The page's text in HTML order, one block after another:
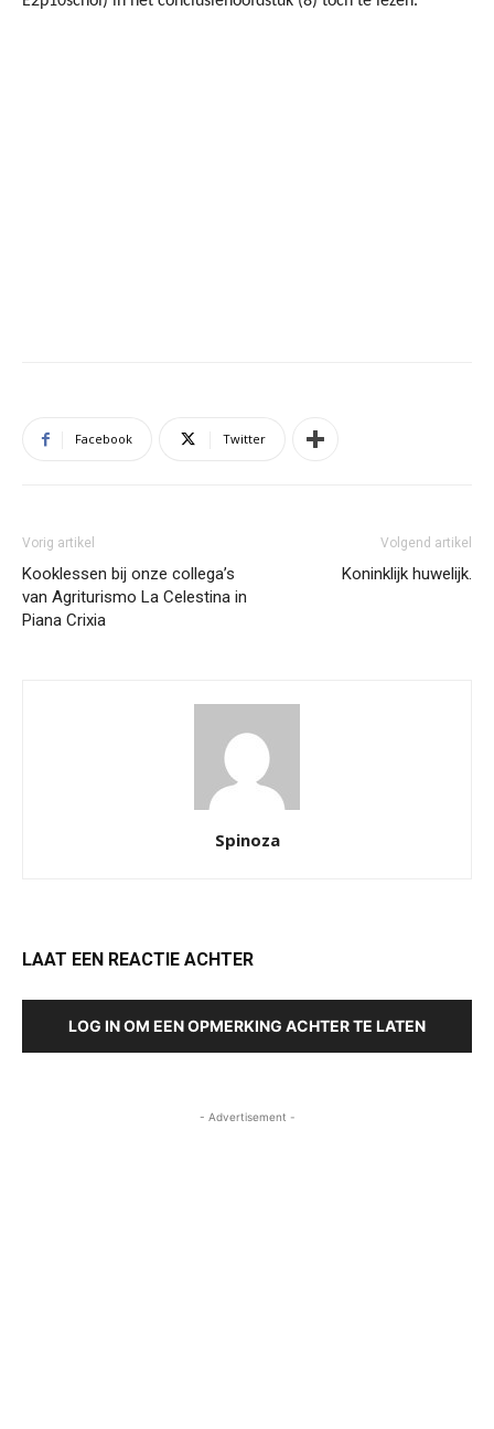
Facebook Twitter
Vorig artikel
Kooklessen bij onze collega’s
van Agriturismo La Celestina in
Piana Crixia
Volgend artikel
Koninklijk huwelijk.
Spinoza
LAAT EEN REACTIE ACHTER
LOG IN OM EEN OPMERKING ACHTER TE LATEN
- Advertisement -